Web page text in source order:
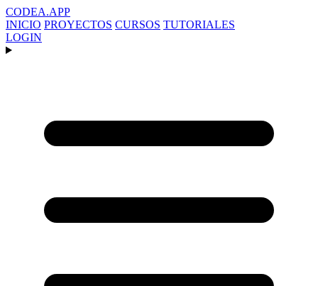
CODEA.APP
INICIO PROYECTOS CURSOS TUTORIALES
LOGIN